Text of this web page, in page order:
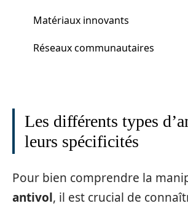
Matériaux innovants
Réseaux communautaires
Les différents types
leurs spécificités
Pour bien comprendre la
antivol, il est crucial de